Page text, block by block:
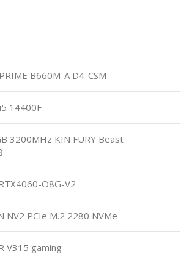
B660M-A D4-CSM
14400F
3200MHz KIN FURY Beast
O8G-V2
NV2 PCIe M.2 2280 NVMe
V315 gaming